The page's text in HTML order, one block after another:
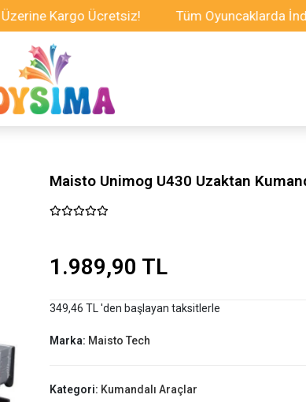
Kargo Ücretsiz! Tüm Oyuncaklarda İndirim
Maisto Unimog U430 Uzaktan
1.989,90 TL
349,46 TL 'den başlayan taksitlerle
Marka: Maisto Tech
Kategori: Kumandalı Araçlar